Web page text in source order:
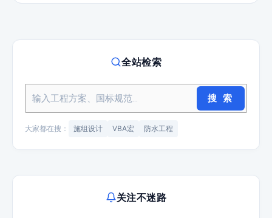
全站检索
搜 索
大家都在搜： 施组设计 VBA宏 防水工程
关注不迷路